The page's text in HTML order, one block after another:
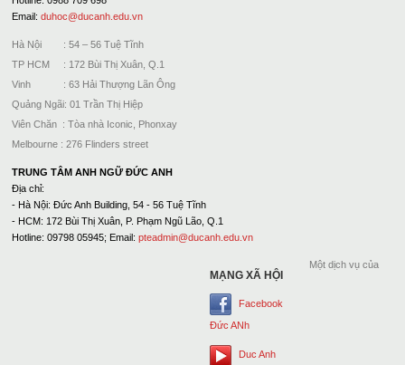
Email: duhoc@ducanh.edu.vn
Hà Nội : 54 – 56 Tuệ Tĩnh
TP HCM : 172 Bùi Thị Xuân, Q.1
Vinh : 63 Hải Thượng Lãn Ông
Quảng Ngãi: 01 Trần Thị Hiệp
Viên Chăn : Tòa nhà Iconic, Phonxay
Melbourne : 276 Flinders street
TRUNG TÂM ANH NGỮ ĐỨC ANH
Địa chỉ:
- Hà Nội: Đức Anh Building, 54 - 56 Tuệ Tĩnh
- HCM: 172 Bùi Thị Xuân, P. Phạm Ngũ Lão, Q.1
Hotline: 09798 05945; Email: pteadmin@ducanh.edu.vn
MẠNG XÃ HỘI
Facebook
Đức ANh
Duc Anh
Một dịch vụ của